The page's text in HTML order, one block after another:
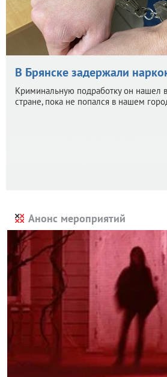
В Брянске задержали
Криминальную подработку он нашел
стране, пока не попался в нашем
Анонс мероприятий